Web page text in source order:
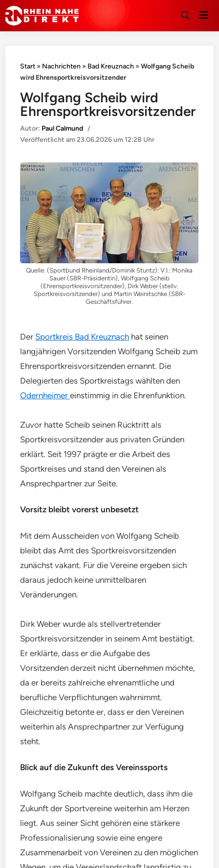
Suche
Start » Nachrichten » Bad Kreuznach »Wolfgang Scheib
wird Ehrensportkreisvorsitzender
Wolfgang Scheib wird
Ehrensportkreisvorsitzender
Autor: Paul Calmund /
Veröffentlicht am23.06.2026 um 12:28 Uhr
Quelle: (Sportbund Rheinland/Dominik Stuntz): V.l.: Monika
Sauer (SBR-Präsidentin), Wolfgang Scheib
(Ehrensportkreisvorsitzender), Dirk Weber (stellv.
Sportkreisvorsitzender) und Martin Weinitschke (SBR-
Geschäftsführer.
Der Sportkreis Bad Kreuznach hat seinen
langjährigen Vorsitzenden Wolfgang Scheib zum
Ehrensportkreisvorsitzenden ernannt. Die
Delegierten des Sportkreistags wählten den
Odernheimereinstimmig in die Ehrenfunktion.
Zuvor hatte Scheib seinen Rücktritt als
Sportkreisvorsitzender aus privaten Gründen
erklärt. Seit 1997 prägte er die Arbeit des
Sportkreises und stand den Vereinen als
Ansprechpartner zur Seite.
Vorsitz bleibt vorerst unbesetzt
Mit dem Ausscheiden von Wolfgang Scheib
bleibt das Amt des Sportkreisvorsitzenden
zunächst vakant. Für die Vereine ergeben sich
daraus jedoch keine unmittelbaren
Veränderungen.
Dirk Weber wurde als stellvertretender
Sportkreisvorsitzender in seinem Amt bestätigt.
Er erklärte, dass er die Aufgabe des
Vorsitzenden derzeit nicht übernehmen möchte,
da er bereits zahlreiche ehrenamtliche und
berufliche Verpflichtungen wahrnimmt.
Gleichzeitig betonte er, dass er den Vereinen
weiterhin als Ansprechpartner zur Verfügung
steht.
Blick auf die Zukunft des Vereinssports
Wolfgang Scheib machte deutlich, dass ihm die
Zukunft der Sportvereine weiterhin am Herzen
liegt. Aus seiner Sicht gehören eine stärkere
Professionalisierung sowie eine engere
Zusammenarbeit von Vereinen zu den möglichen